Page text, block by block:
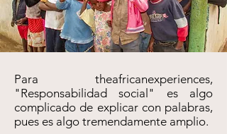
Para theafricanexperiences,
"Responsabilidad social" es algo
complicado de explicar con palabras,
pues es algo tremendamente amplio.